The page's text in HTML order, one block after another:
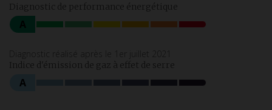
Diagnostic de performance énergétique
A
Diagnostic réalisé après le 1er juillet 2021
Indice d'émission de gaz à effet de serre
A